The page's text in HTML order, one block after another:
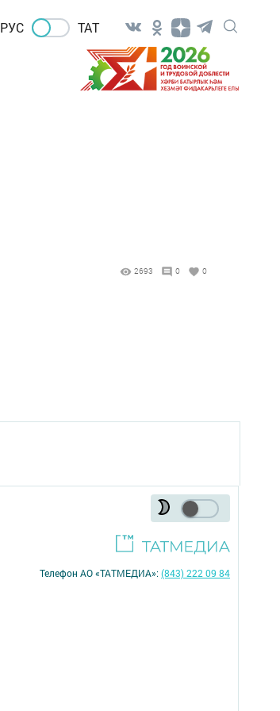
РУС ТАТ
2693 0 0
Телефон АО «ТАТМЕДИА»:(843) 222 09 84